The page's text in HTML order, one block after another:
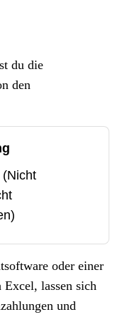
du die
den
oder einer
lassen sich
und